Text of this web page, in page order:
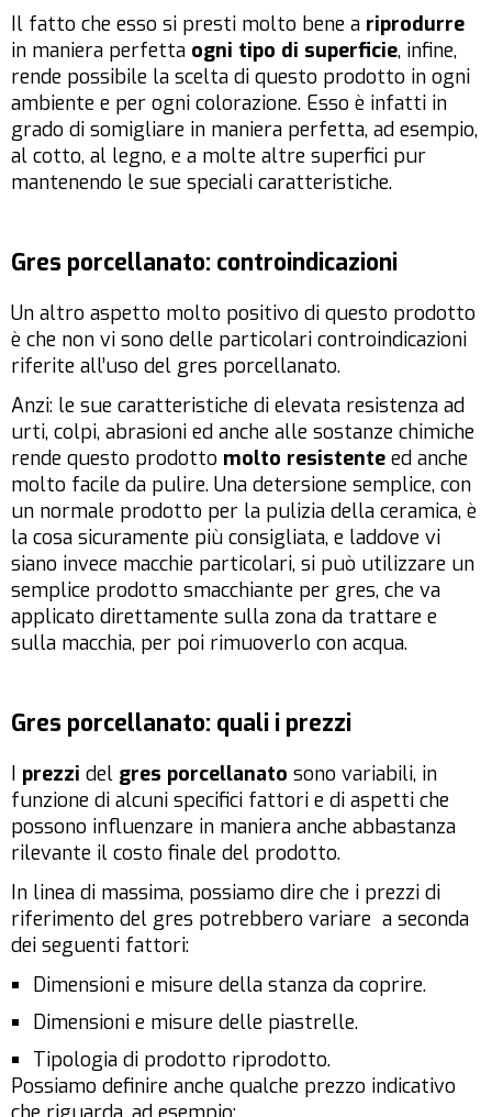
Il fatto che esso si presti molto bene a riprodurre
in maniera perfetta ogni tipo di superficie, infine,
rende possibile la scelta di questo prodotto in ogni
ambiente e per ogni colorazione. Esso è infatti in
grado di somigliare in maniera perfetta, ad esempio,
al cotto, al legno, e a molte altre superfici pur
mantenendo le sue speciali caratteristiche.
Gres porcellanato: controindicazioni
Un altro aspetto molto positivo di questo prodotto
è che non vi sono delle particolari controindicazioni
riferite all’uso del gres porcellanato.
Anzi: le sue caratteristiche di elevata resistenza ad
urti, colpi, abrasioni ed anche alle sostanze chimiche
rende questo prodotto molto resistente ed anche
molto facile da pulire. Una detersione semplice, con
un normale prodotto per la pulizia della ceramica, è
la cosa sicuramente più consigliata, e laddove vi
siano invece macchie particolari, si può utilizzare un
semplice prodotto smacchiante per gres, che va
applicato direttamente sulla zona da trattare e
sulla macchia, per poi rimuoverlo con acqua.
Gres porcellanato: quali i prezzi
I prezzi del gres porcellanato sono variabili, in
funzione di alcuni specifici fattori e di aspetti che
possono influenzare in maniera anche abbastanza
rilevante il costo finale del prodotto.
In linea di massima, possiamo dire che i prezzi di
riferimento del gres potrebbero variare a seconda
dei seguenti fattori:
Dimensioni e misure della stanza da coprire.
Dimensioni e misure delle piastrelle.
Tipologia di prodotto riprodotto.
Possiamo definire anche qualche prezzo indicativo